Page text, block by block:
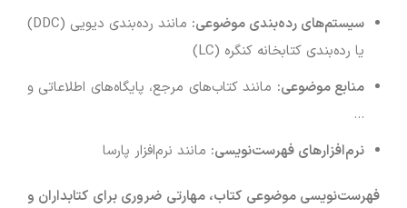
سیستم‌های رده‌بندی موضوعی:
مانند رده‌بندی دیویی (DDC)
یا رده‌بندی کتابخانه کنگره (LC)
منابع موضوعی: مانند کتاب‌های مرجع، پایگاه‌های اطلاعاتی و
…
نرم‌افزارهای فهرست‌نویسی: مانند نرم‌افزار پارسا
فهرست‌نویسی موضوعی کتاب، مهارتی ضروری برای کتابداران و